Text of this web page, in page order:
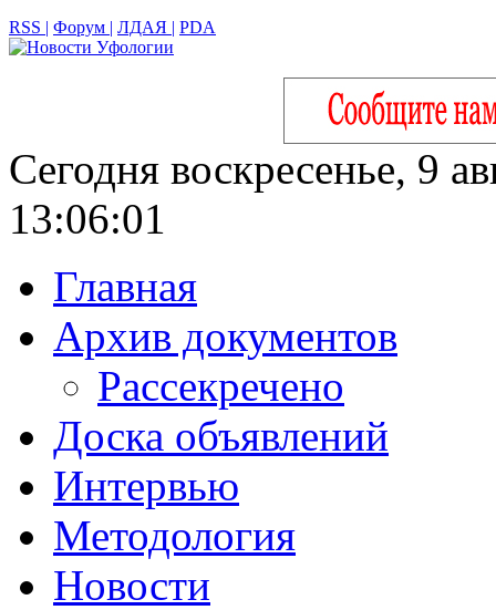
RSS | Форум | ЛДАЯ | PDA
Сегодня воскресенье, 9
13:06:02
Главная
Архив документов
Рассекречено
Доска объявлений
Интервью
Методология
Новости